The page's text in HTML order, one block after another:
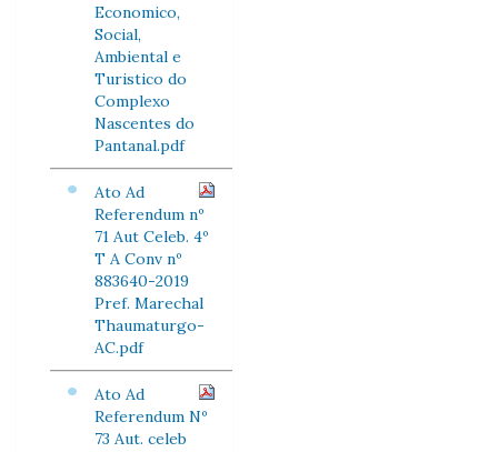
Economico,
Social,
Ambiental e
Turistico do
Complexo
Nascentes do
Pantanal.pdf
Ato Ad
Referendum nº
71 Aut Celeb. 4º
T A Conv nº
883640-2019
Pref. Marechal
Thaumaturgo-
AC.pdf
Ato Ad
Referendum Nº
73 Aut. celeb